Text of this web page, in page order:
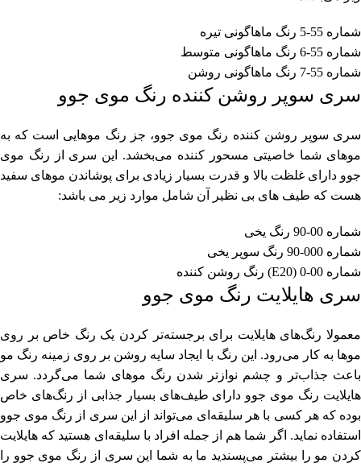
شماره 55-5 رنگ ماهاگونی تیره
شماره 55-6 رنگ ماهاگونی متوسط
شماره 55-7 رنگ ماهاگونی روشن
سری سوپر روشن کننده رنگ موی جوو
سری سوپر روشن کننده رنگ موی جوو، جز رنگ موهایی است که به
موهای شما خاصیتی مسحور کننده می‌بخشد. این سری از رنگ موی
جوو دارای غلظت بالا و قدرت بسیار زیادی برای پوشاندن موهای سفید
هست که طیف های بی نظیر آن شامل موارد زیر می باشد:
شماره 00-90 رنگ یخی
شماره 000-90 رنگ سوپر یخی
شماره 00-0 (E20) رنگ روشن کننده
سری هایلایت رنگ موی جوو
معمولا رنگ‌های هایلایت برای برجسته‌تر کردن یک رنگ خاص بر روی
موها به کار می‌رود. این رنگ با ایجاد سایه روشن بر روی زمینه رنگ مو
باعث جذاب‌تر و چشم نوازتر شدن رنگ موهای شما می‌گردد. سری
هایلایت رنگ موی جوو دارای طیف‌های بسیار جذابی از رنگ‌های خاص
بوده که هر کسی با هر سلیقه‌ای می‌تواند از این سری از رنگ موی جوو
استفاده نماید. اگر شما هم از جمله افراد با سلیقه‌ای هستید که هایلایت
کردن مو را بیشتر می‌پسندید ما به شما این سری از رنگ موی جوو را